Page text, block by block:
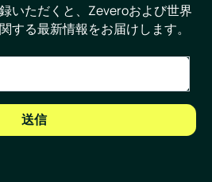
いただくと、Zeveroおよび世界
する最新情報をお届けします。